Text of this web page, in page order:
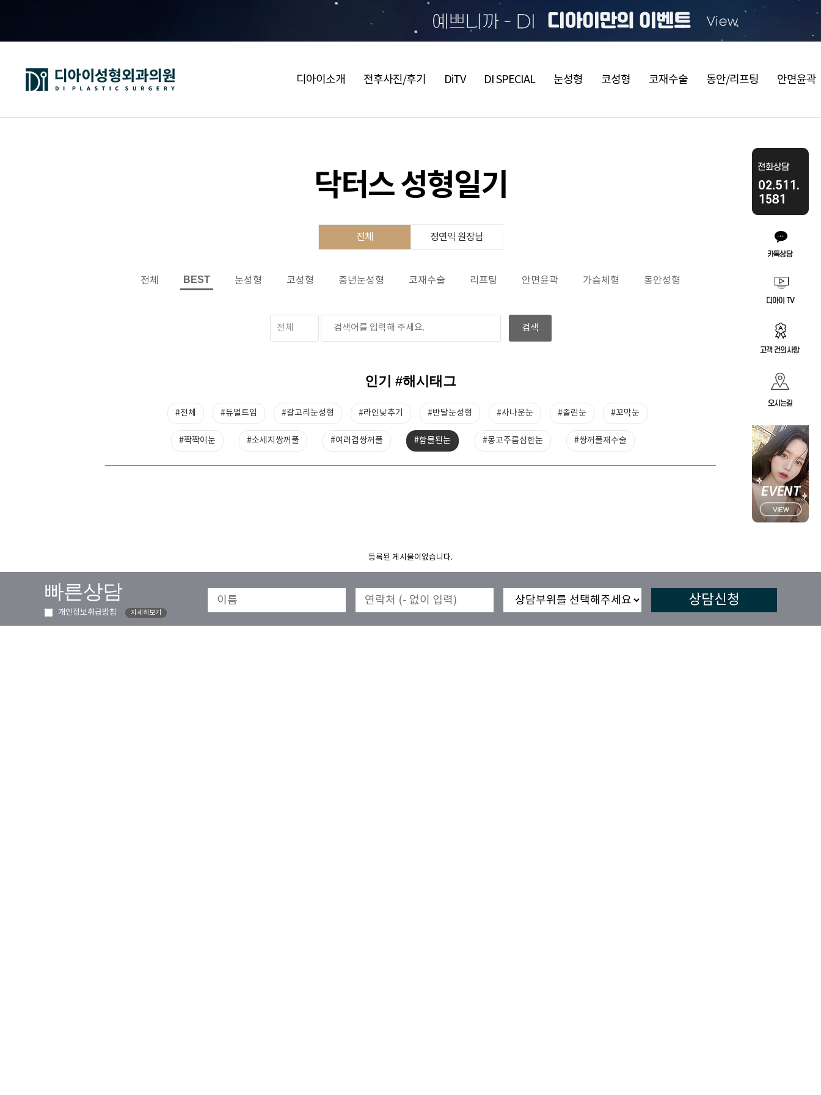
디아이소개 전후사진/후기 DiTV DI SPECIAL 눈성형 코성형 코재수술 동안/리프팅 안면윤곽
닥터스 성형일기
전체 정연익 원장님
전체 BEST 눈성형 코성형 중년눈성형 코재수술 리프팅 안면윤곽 가슴체형 동안성형
인기 #해시태그
#전체 #듀얼트임 #갈고리눈성형 #라인낮추기 #반달눈성형 #사나운눈 #졸린눈 #꼬막눈
#짝짝이눈 #소세지쌍꺼풀 #여러겹쌍꺼풀 #함몰된눈 #몽고주름심한눈 #쌍꺼풀재수술
등록된 게시물이없습니다.
빠른상담
개인정보취급방침 자세히보기